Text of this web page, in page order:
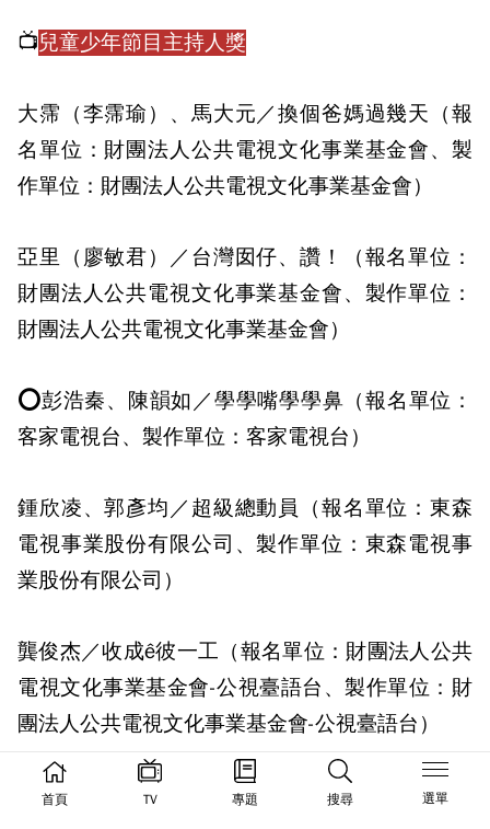
首頁 TV 專題 搜尋 選單
📺兒童少年節目主持人獎
大霈（李霈瑜）、馬大元／換個爸媽過幾天（報
名單位：財團法人公共電視文化事業基金會、製
作單位：財團法人公共電視文化事業基金會）
亞里（廖敏君）／台灣囡仔、讚！（報名單位：
財團法人公共電視文化事業基金會、製作單位：
財團法人公共電視文化事業基金會）
⭕彭浩秦、陳韻如／學學嘴學學鼻（報名單位：
客家電視台、製作單位：客家電視台）
鍾欣凌、郭彥均／超級總動員（報名單位：東森
電視事業股份有限公司、製作單位：東森電視事
業股份有限公司）
龔俊杰／收成ê彼一工（報名單位：財團法人公共
電視文化事業基金會-公視臺語台、製作單位：財
團法人公共電視文化事業基金會-公視臺語台）
少年節目獎